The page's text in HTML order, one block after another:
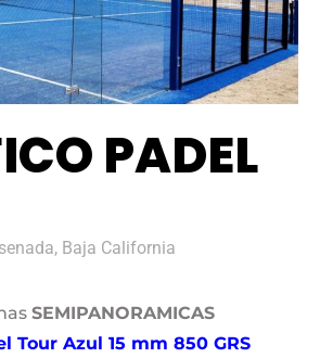
PADEL
Baja California
SEMIPANORAMICAS
Tour Azul 15 mm 850 GRS